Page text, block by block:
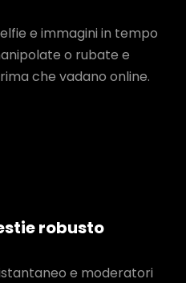
e immagini in tempo
o rubate e
che vadano online.
robusto
e moderatori